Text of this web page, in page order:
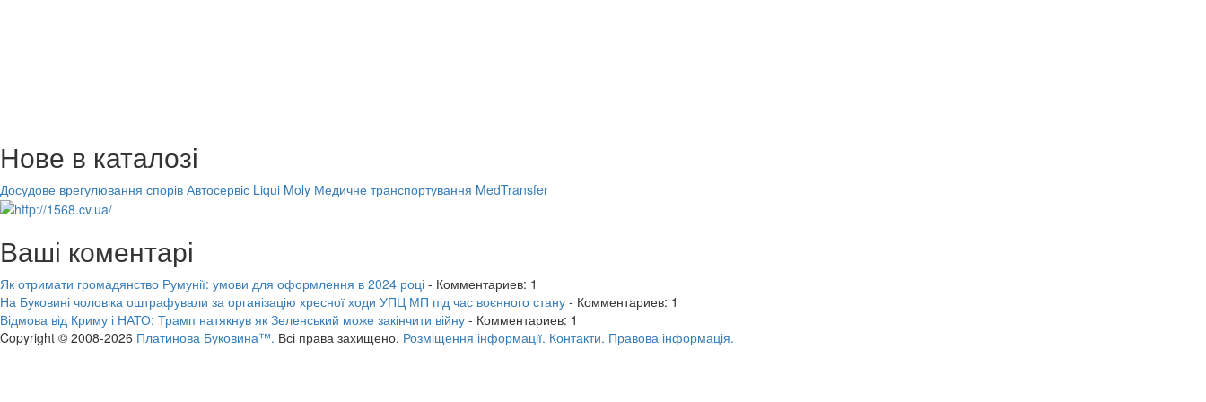
Нове в каталозі
Досудове врегулювання спорів Автосервіс Liqui Moly Медичне транспортування MedTransfer
Ваші коментарі
Як отримати громадянство Румунії: умови для оформлення в 2024 році - Комментариев: 1
На Буковині чоловіка оштрафували за організацію хресної ходи УПЦ МП під час воєнного стану - Комментариев: 1
Відмова від Криму і НАТО: Трамп натякнув як Зеленський може закінчити війну - Комментариев: 1
Copyright © 2008-2026 Платинова Буковина™. Всі права захищено. Розміщення інформації. Контакти. Правова інформація.